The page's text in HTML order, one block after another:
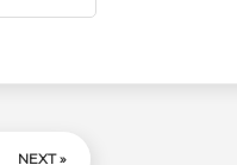
NEXT »